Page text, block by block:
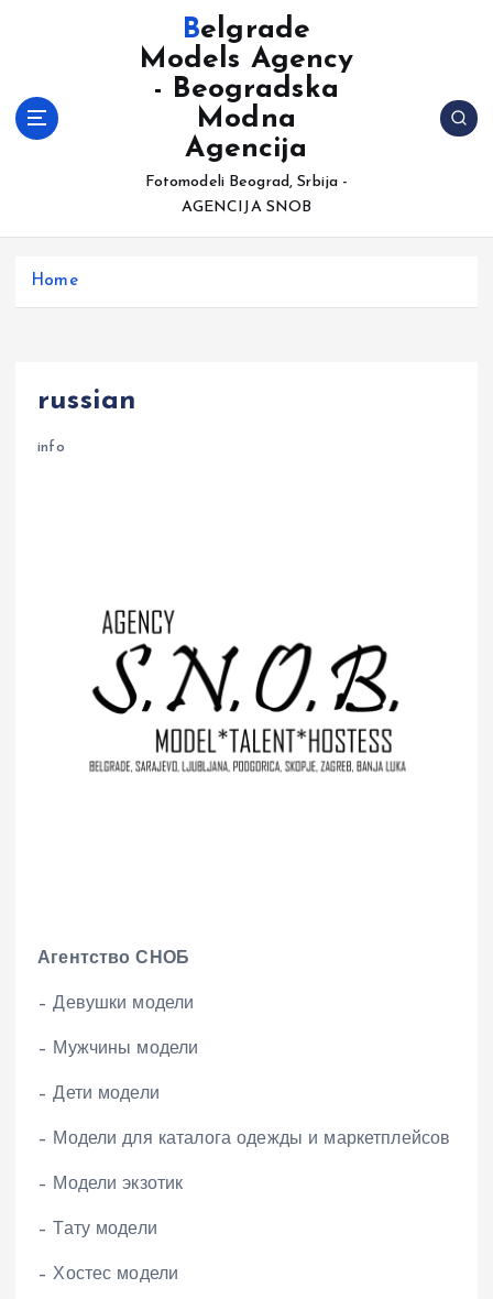
t
Belgrade
Models Agency
- Beogradska
Modna
Agencija
Fotomodeli Beograd, Srbija -
AGENCIJA SNOB
Home
russian
info
Агентство СНОБ
– Девушки модели
– Мужчины модели
– Дети модели
– Модели для каталога одежды и маркетплейсов
– Модели экзотик
– Тату модели
– Хостес модели